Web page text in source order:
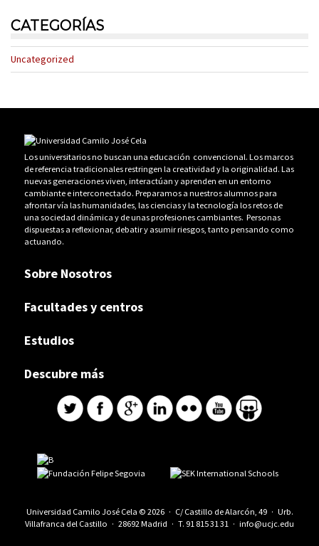
CATEGORÍAS
Uncategorized
Los universitarios no buscan una educación convencional. Los marcos
de referencia tradicionales restringen la creatividad y la originalidad. Las
nuevas generaciones viven, interactúan y aprenden en un entorno
cambiante e interconectado. Preparamos a nuestros alumnos para
afrontar vía las humanidades, las ciencias y la tecnología los retos de
una sociedad dinámica y de unas profesiones cambiantes. Personas
dispuestas a reflexionar, debatir y asumir riesgos, tanto pensando como
actuando.
Sobre Nosotros
Facultades y centros
Estudios
Descubre más
Universidad Camilo José Cela © 2026 · C/ Castillo de Alarcón, 49 · Urb.
Villafranca del Castillo · 28692 Madrid · T. 91 815 31 31 · info@ucjc.edu